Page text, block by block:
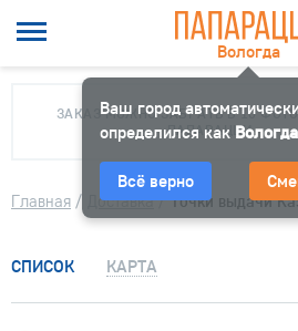
Вологда
Ваш город
определился как Вологда
Всё верно
ЗАКАЗ МОЖНО ЗАБРАТЬ В 10
ПАПАРАЦЦИ
Главная / Доставка/ Точки выдачи
СПИСОК КАРТА